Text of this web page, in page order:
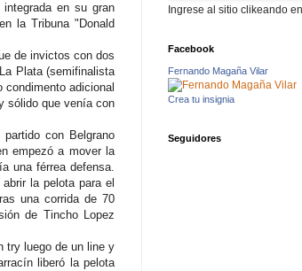
en su gran
la Tribuna "Donald
de invictos con dos
Plata (semifinalista
adicional
sólido que venía con
con Belgrano
empezó a mover la
una férrea defensa.
la pelota para el
una corrida de 70
de Tincho Lopez
try luego de un line y
liberó la pelota
Ingrese al sitio clikeando
Facebook
Fernando Magaña Vilar
Crea tu insignia
Seguidores